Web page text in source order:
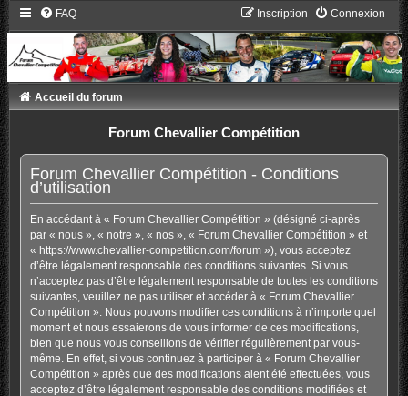
FAQ Connexion
Inscription
Accueil du forum
Forum Chevallier Compétition
Forum Chevallier Compétition - Conditions
d’utilisation
En accédant à « Forum Chevallier Compétition » (désigné ci-après
par « nous », « notre », « nos », « Forum Chevallier Compétition » et
« https://www.chevallier-competition.com/forum »), vous acceptez
d’être légalement responsable des conditions suivantes. Si vous
n’acceptez pas d’être légalement responsable de toutes les conditions
suivantes, veuillez ne pas utiliser et accéder à « Forum Chevallier
Compétition ». Nous pouvons modifier ces conditions à n’importe quel
moment et nous essaierons de vous informer de ces modifications,
bien que nous vous conseillons de vérifier régulièrement par vous-
même. En effet, si vous continuez à participer à « Forum Chevallier
Compétition » après que des modifications aient été effectuées, vous
acceptez d’être légalement responsable des conditions modifiées et